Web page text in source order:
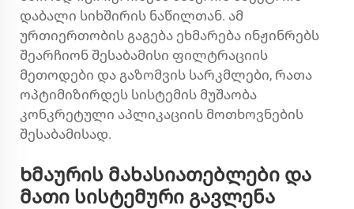
დაბალი სიხშირის ნაწილთან. ამ
ურთიერთობის გაგება ეხმარება ინჟინრებს
შეარჩიონ შესაბამისი ფილტრაციის
მეთოდები და გაზომვის სარკმლები, რათა
ოპტიმიზირდეს სისტემის მუშაობა
კონკრეტული აპლიკაციის მოთხოვნების
შესაბამისად.
Ხმაურის მახასიათებლები და
მათი სისტემური გავლენა